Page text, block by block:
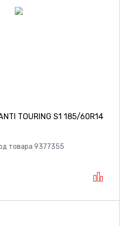
TOURING S1 185/60R14
товара 9377355